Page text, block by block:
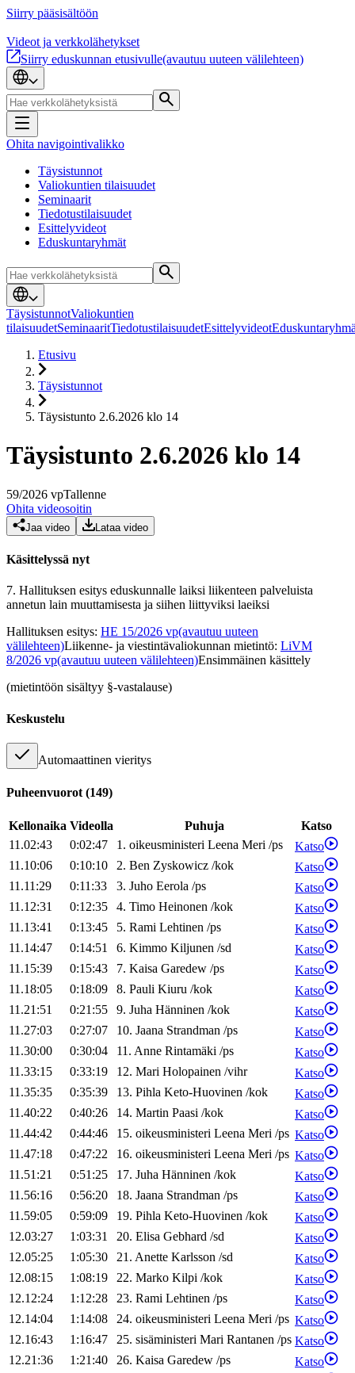
Siirry pääsisältöön
Videot ja verkkolähetykset
Siirry eduskunnan etusivulle(avautuu uuteen välilehteen)
Ohita navigointivalikko
Täysistunnot
Valiokuntien tilaisuudet
Seminaarit
Tiedotustilaisuudet
Esittelyvideot
Eduskuntaryhmät
TäysistunnotValiokuntien
tilaisuudetSeminaaritTiedotustilaisuudetEsittelyvideot
Etusivu
Täysistunnot
Täysistunto 2.6.2026 klo 14
Täysistunto 2.6.2026 klo 14
59/2026 vpTallenne
Ohita videosoitin
Jaa video Lataa video
Käsittelyssä nyt
7. Hallituksen esitys eduskunnalle laiksi liikenteen palveluista
annetun lain muuttamisesta ja siihen liittyviksi laeiksi
Hallituksen esitys: HE 15/2026 vp(avautuu uuteen
välilehteen)Liikenne- ja viestintävaliokunnan mietintö: LiVM
8/2026 vp(avautuu uuteen välilehteen)Ensimmäinen käsittely
(mietintöön sisältyy §-vastalause)
Keskustelu
Automaattinen vieritys
Puheenvuorot (149)
Kellonaika Videolla Puhuja
Katso
11.02:43
0:02:47 1. oikeusministeri Leena Meri /ps
Katso
11.10:06
0:10:10 2. Ben Zyskowicz /kok
Katso
11.11:29
0:11:33 3. Juho Eerola /ps
Katso
11.12:31
0:12:35 4. Timo Heinonen /kok
Katso
11.13:41
0:13:45 5. Rami Lehtinen /ps
Katso
11.14:47
0:14:51 6. Kimmo Kiljunen /sd
Katso
11.15:39
0:15:43 7. Kaisa Garedew /ps
Katso
11.18:05
0:18:09 8. Pauli Kiuru /kok
Katso
11.21:51
0:21:55 9. Juha Hänninen /kok
Katso
11.27:03
0:27:07 10. Jaana Strandman /ps
Katso
11.30:00
0:30:04 11. Anne Rintamäki /ps
Katso
11.33:15
0:33:19 12. Mari Holopainen /vihr
Katso
11.35:35
0:35:39 13. Pihla Keto-Huovinen /kok
Katso
11.40:22
0:40:26 14. Martin Paasi /kok
Katso
11.44:42
0:44:46 15. oikeusministeri Leena Meri /ps Katso
11.47:18
0:47:22 16. oikeusministeri Leena Meri /ps Katso
11.51:21
0:51:25 17. Juha Hänninen /kok
Katso
11.56:16
0:56:20 18. Jaana Strandman /ps
Katso
11.59:05
0:59:09 19. Pihla Keto-Huovinen /kok
Katso
12.03:27
1:03:31 20. Elisa Gebhard /sd
Katso
12.05:25
1:05:30 21. Anette Karlsson /sd
Katso
12.08:15
1:08:19 22. Marko Kilpi /kok
Katso
12.12:24
1:12:28 23. Rami Lehtinen /ps
Katso
12.14:04
1:14:08 24. oikeusministeri Leena Meri /ps Katso
12.16:43
1:16:47 25. sisäministeri Mari Rantanen /ps Katso
12.21:36
1:21:40 26. Kaisa Garedew /ps
Katso